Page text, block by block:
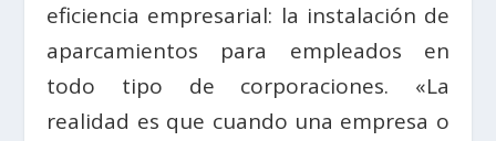
eficiencia empresarial: la instalación de
aparcamientos para empleados en
todo tipo de corporaciones. «La
realidad es que cuando una empresa o